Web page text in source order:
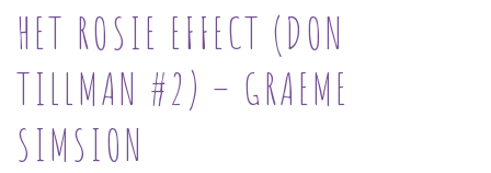
HET ROSIE EFFECT (DON
TILLMAN #2) – GRAEME
SIMSION